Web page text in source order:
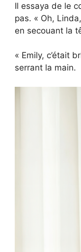
Il essaya de le
pas. « Oh,
en secouant la
« Emily, c’était
serrant la main.